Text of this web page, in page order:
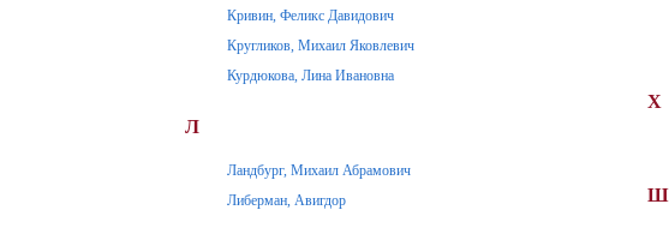
Кривин, Феликс Давидович
Кругликов, Михаил Яковлевич
Курдюкова, Лина Ивановна
Л
Ландбург, Михаил Абрамович
Либерман, Авигдор
Х
Ш